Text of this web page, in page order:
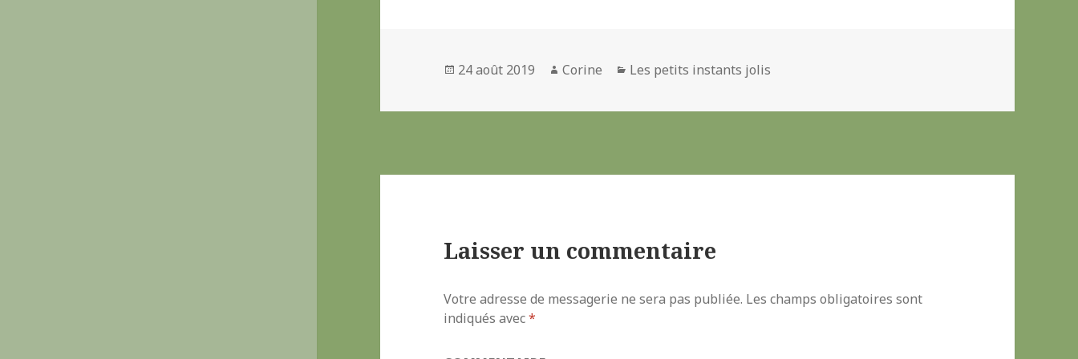
Publié
24 août 2019 Auteur
Corine Catégories
Les petits instants jolis
Laisser un commentaire
Votre adresse de messagerie ne sera pas publiée. Les champs obligatoires sont
indiqués avec*